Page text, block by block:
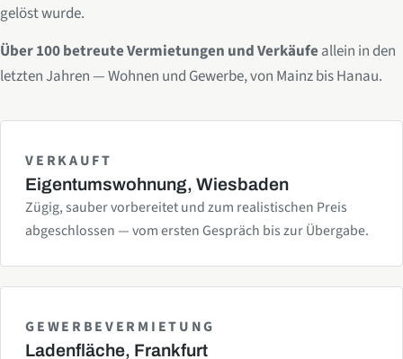
gelöst wurde.
Über 100 betreute Vermietungen und Verkäufeallein in den
letzten Jahren — Wohnen und Gewerbe, von Mainz bis Hanau.
VERKAUFT
Eigentumswohnung, Wiesbaden
Zügig, sauber vorbereitet und zum realistischen Preis
abgeschlossen — vom ersten Gespräch bis zur Übergabe.
GEWERBEVERMIETUNG
Ladenfläche, Frankfurt